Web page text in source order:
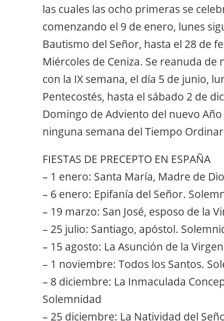
las cuales las ocho primeras se
comenzando el 9 de enero, lunes
Bautismo del Señor, hasta el 28 de
Miércoles de Ceniza. Se reanuda
con la IX semana, el día 5 de junio,
Pentecostés, hasta el sábado 2 de
Domingo de Adviento del nuevo
ninguna semana del Tiempo
FIESTAS DE PRECEPTO EN ESPAÑA
– 1 enero: Santa María, Madre de
– 6 enero: Epifanía del Señor.
– 19 marzo: San José, esposo de la
– 25 julio: Santiago, apóstol.
– 15 agosto: La Asunción de la
– 1 noviembre: Todos los Santos.
– 8 diciembre: La Inmaculada
Solemnidad
– 25 diciembre: La Natividad del